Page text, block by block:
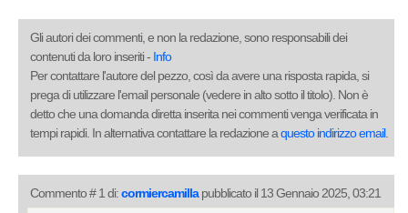
Gli autori dei commenti, e non la redazione, sono responsabili dei
contenuti da loro inseriti - Info
Per contattare l'autore del pezzo, così da avere una risposta rapida, si
prega di utilizzare l'email personale (vedere in alto sotto il titolo). Non è
detto che una domanda diretta inserita nei commenti venga verificata in
tempi rapidi. In alternativa contattare la redazione aquesto indirizzo email.
Commento # 1 di:cormiercamillapubblicato il 13 Gennaio 2025, 03:21